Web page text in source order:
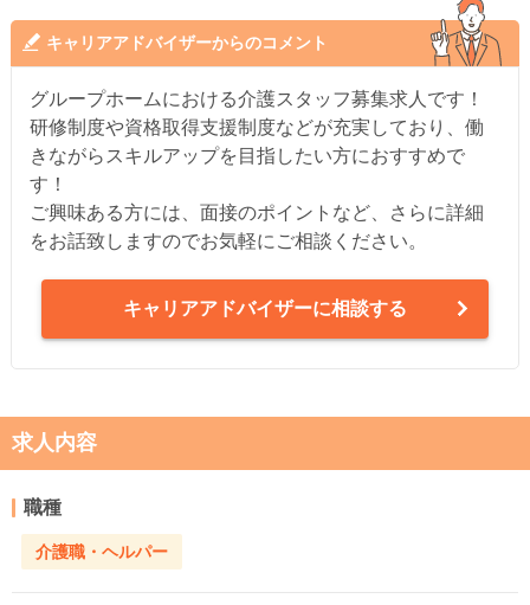
キャリアアドバイザーからのコメント
グループホームにおける介護スタッフ募集求人です！
研修制度や資格取得支援制度などが充実しており、働
きながらスキルアップを目指したい方におすすめで
す！
ご興味ある方には、面接のポイントなど、さらに詳細
をお話致しますのでお気軽にご相談ください。
キャリアアドバイザーに相談する
求人内容
職種
介護職・ヘルパー